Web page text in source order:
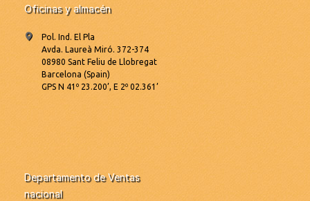
Oficinas y almacén
Pol. Ind. El Pla
Avda. Laureà Miró. 372-374
08980 Sant Feliu de Llobregat
Barcelona (Spain)
GPS N 41º 23.200’, E 2º 02.361’
Departamento de Ventas
nacional